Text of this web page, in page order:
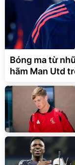
Bóng ma từ
hãm Man Utd